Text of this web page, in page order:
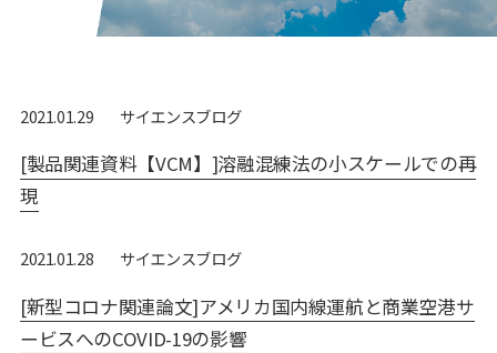
2021.01.29 サイエンスブログ
[製品関連資料【VCM】]溶融混練法の小スケールでの再
現
2021.01.28 サイエンスブログ
[新型コロナ関連論文]アメリカ国内線運航と商業空港サ
ービスへのCOVID-19の影響